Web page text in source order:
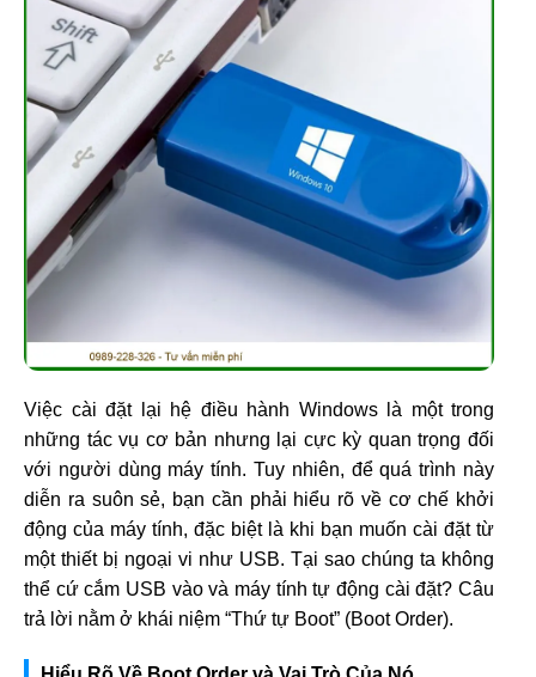
Việc cài đặt lại hệ điều hành Windows là một trong
những tác vụ cơ bản nhưng lại cực kỳ quan trọng đối
với người dùng máy tính. Tuy nhiên, để quá trình này
diễn ra suôn sẻ, bạn cần phải hiểu rõ về cơ chế khởi
động của máy tính, đặc biệt là khi bạn muốn cài đặt từ
một thiết bị ngoại vi như USB. Tại sao chúng ta không
thể cứ cắm USB vào và máy tính tự động cài đặt? Câu
trả lời nằm ở khái niệm “Thứ tự Boot” (Boot Order).